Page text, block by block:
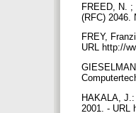
FREED, N.
(RFC) 2046.
FREY,
URL http://
HAKALA,
2001. - URL